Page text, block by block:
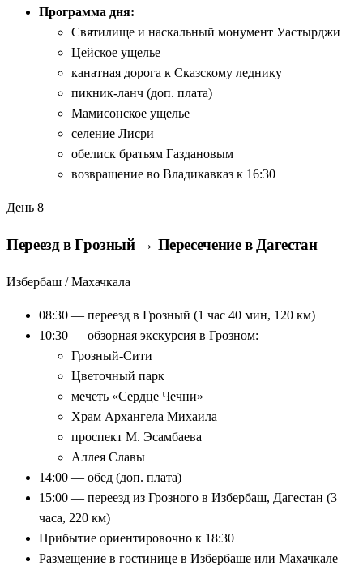
Программа дня:
Святилище и наскальный монумент Уастырджи
Цейское ущелье
канатная дорога к Сказскому леднику
пикник-ланч (доп. плата)
Мамисонское ущелье
селение Лисри
обелиск братьям Газдановым
возвращение во Владикавказ к 16:30
День 8
Переезд в Грозный → Пересечение в Дагестан
Избербаш / Махачкала
08:30 — переезд в Грозный (1 час 40 мин, 120 км)
10:30 — обзорная экскурсия в Грозном:
Грозный-Сити
Цветочный парк
мечеть «Сердце Чечни»
Храм Архангела Михаила
проспект М. Эсамбаева
Аллея Славы
14:00 — обед (доп. плата)
15:00 — переезд из Грозного в Избербаш, Дагестан (3
часа, 220 км)
Прибытие ориентировочно к 18:30
Размещение в гостинице в Избербаше или Махачкале